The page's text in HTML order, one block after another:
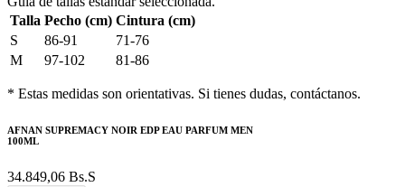
Talla Pecho (cm) Cintura (cm)
S
86-91
71-76
M
97-102 81-86
* Estas medidas son orientativas. Si tienes dudas, contáctanos.
AFNAN SUPREMACY NOIR EDP EAU PARFUM MEN
100ML
34.849,06 Bs.S